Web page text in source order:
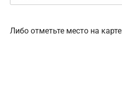
Либо отметьте место на